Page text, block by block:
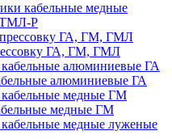
кабельные медные
ТМЛ-Р
ГА, ГМ, ГМЛ
алюминиевые ГА
медные ГМ